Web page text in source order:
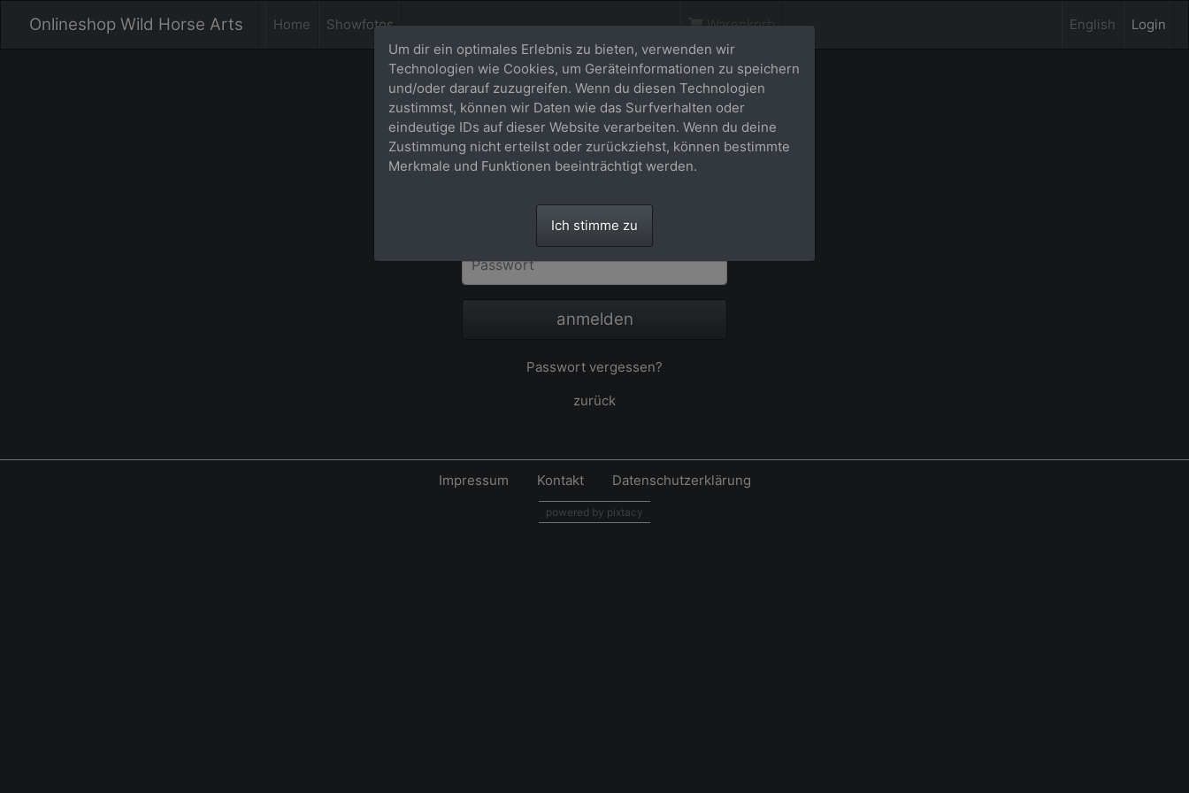
Onlineshop Wild Horse Arts Home Showfotos Warenkorb English Login
Anmeldung
Um sich anzumelden, geben Sie Namen
und Passwort ein, und klicken Sie auf
»anmelden«.
Passwort
anmelden
Passwort vergessen?
zurück
Um dir ein optimales Erlebnis zu bieten, verwenden wir
Technologien wie Cookies, um Geräteinformationen zu speichern
und/oder darauf zuzugreifen. Wenn du diesen Technologien
zustimmst, können wir Daten wie das Surfverhalten oder
eindeutige IDs auf dieser Website verarbeiten. Wenn du deine
Zustimmung nicht erteilst oder zurückziehst, können bestimmte
Merkmale und Funktionen beeinträchtigt werden.
Ich stimme zu
Impressum Kontakt Datenschutzerklärung
powered by pixtacy